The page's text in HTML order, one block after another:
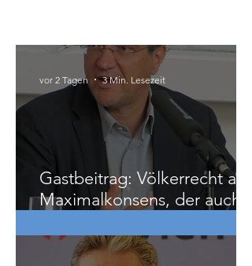
Österreich
Gastbeitrag: Völkerrecht als
Maximalkonsens, der auch
3 Min. Lesezeit